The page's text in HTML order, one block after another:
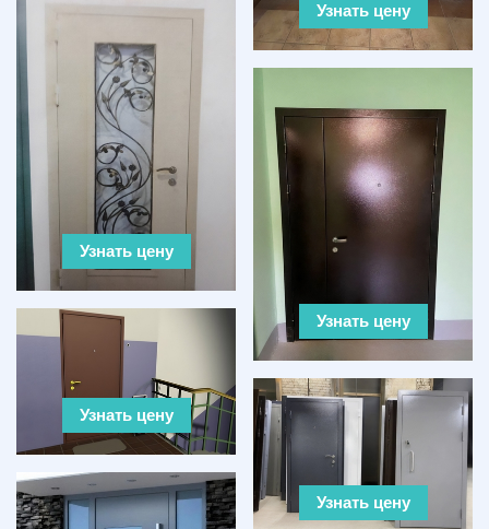
Узнать цену
Узнать цену
Узнать цену
Узнать цену
Узнать цену